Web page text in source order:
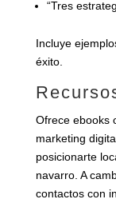
“Tres
Incluye
éxito.
Ofrece ebooks
marketing
posicionarte
navarro. A
contactos con